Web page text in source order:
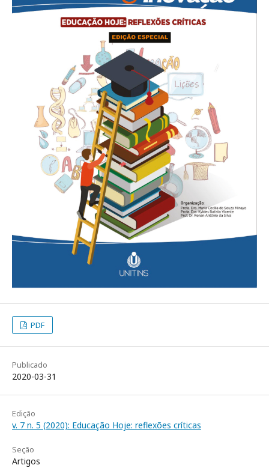
PDF
Publicado
2020-03-31
Edição
v. 7 n. 5 (2020): Educação Hoje: reflexões críticas
Seção
Artigos